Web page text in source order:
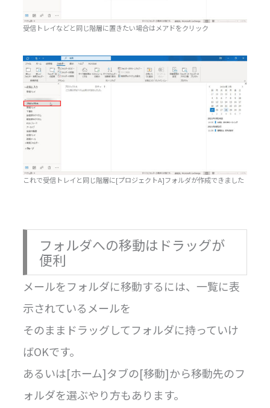
受信トレイなどと同じ階層に置きたい場合はメアドをクリック
これで受信トレイと同じ階層に[プロジェクトA]フォルダが作成できました
フォルダへの移動はドラッグが
便利
メールをフォルダに移動するには、一覧に表
示されているメールを
そのままドラッグしてフォルダに持っていけ
ばOKです。
あるいは[ホーム]タブの[移動]から移動先のフ
ォルダを選ぶやり方もあります。